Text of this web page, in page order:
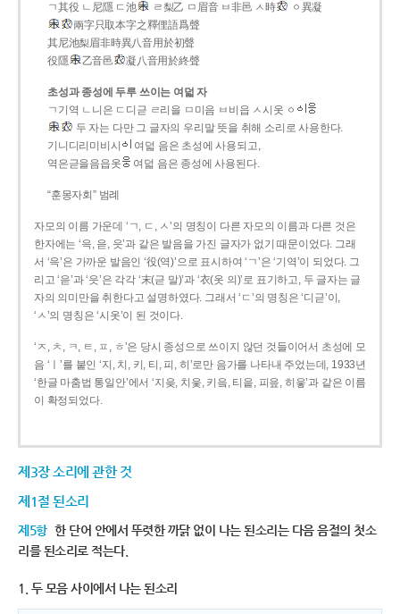
ㄱ其役 ㄴ尼隱 ㄷ池
ㄹ梨乙 ㅁ眉音 ㅂ非邑 ㅅ時
ㆁ異凝
兩字只取本字之釋俚語爲聲
其尼池梨眉非時異八音用於初聲
役隱
乙音邑 凝八音用於終聲
초성과 종성에 두루 쓰이는 여덟 자
ㄱ기역 ㄴ니은 ㄷ디귿 ㄹ리을 ㅁ미음 ㅂ비읍 ㅅ시옷 ㆁ
두 자는 다만 그 글자의 우리말 뜻을 취해 소리로 사용한다.
기니디리미비시
여덟 음은 초성에 사용되고,
역은귿을음읍옷
여덟 음은 종성에 사용된다.
“훈몽자회” 범례
자모의 이름 가운데 ‘ㄱ, ㄷ, ㅅ’의 명칭이 다른 자모의 이름과 다른 것은
한자에는 ‘윽, 읃, 읏’과 같은 발음을 가진 글자가 없기 때문이었다. 그래
서 ‘윽’은 가까운 발음인 ‘役(역)’으로 표시하여 ‘ㄱ’은 ‘기역’이 되었다. 그
리고 ‘읃’과 ‘읏’은 각각 ‘末(귿 말)’과 ‘衣(옷 의)’로 표기하고, 두 글자는 글
자의 의미만을 취한다고 설명하였다. 그래서 ‘ㄷ’의 명칭은 ‘디귿’이,
‘ㅅ’의 명칭은 ‘시옷’이 된 것이다.
‘ㅈ, ㅊ, ㅋ, ㅌ, ㅍ, ㅎ’은 당시 종성으로 쓰이지 않던 것들이어서 초성에 모
음 ‘ㅣ’를 붙인 ‘지, 치, 키, 티, 피, 히’로만 음가를 나타내 주었는데, 1933년
‘한글 마춤법 통일안’에서 ‘지읒, 치읓, 키읔, 티읕, 피읖, 히읗’과 같은 이름
이 확정되었다.
제3장 소리에 관한 것
제1절 된소리
제5항 한 단어 안에서 뚜렷한 까닭 없이 나는 된소리는 다음 음절의 첫소
리를 된소리로 적는다.
1. 두 모음 사이에서 나는 된소리